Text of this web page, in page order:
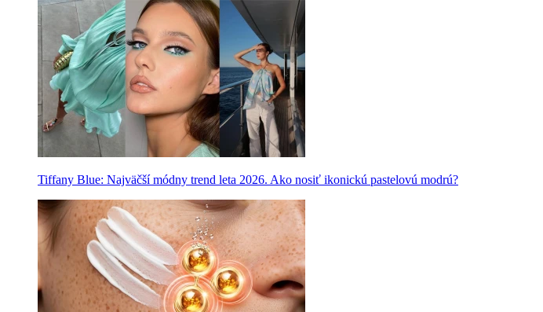
Tiffany Blue: Najväčší módny trend leta 2026. Ako nosiť ikonickú pastelovú modrú?